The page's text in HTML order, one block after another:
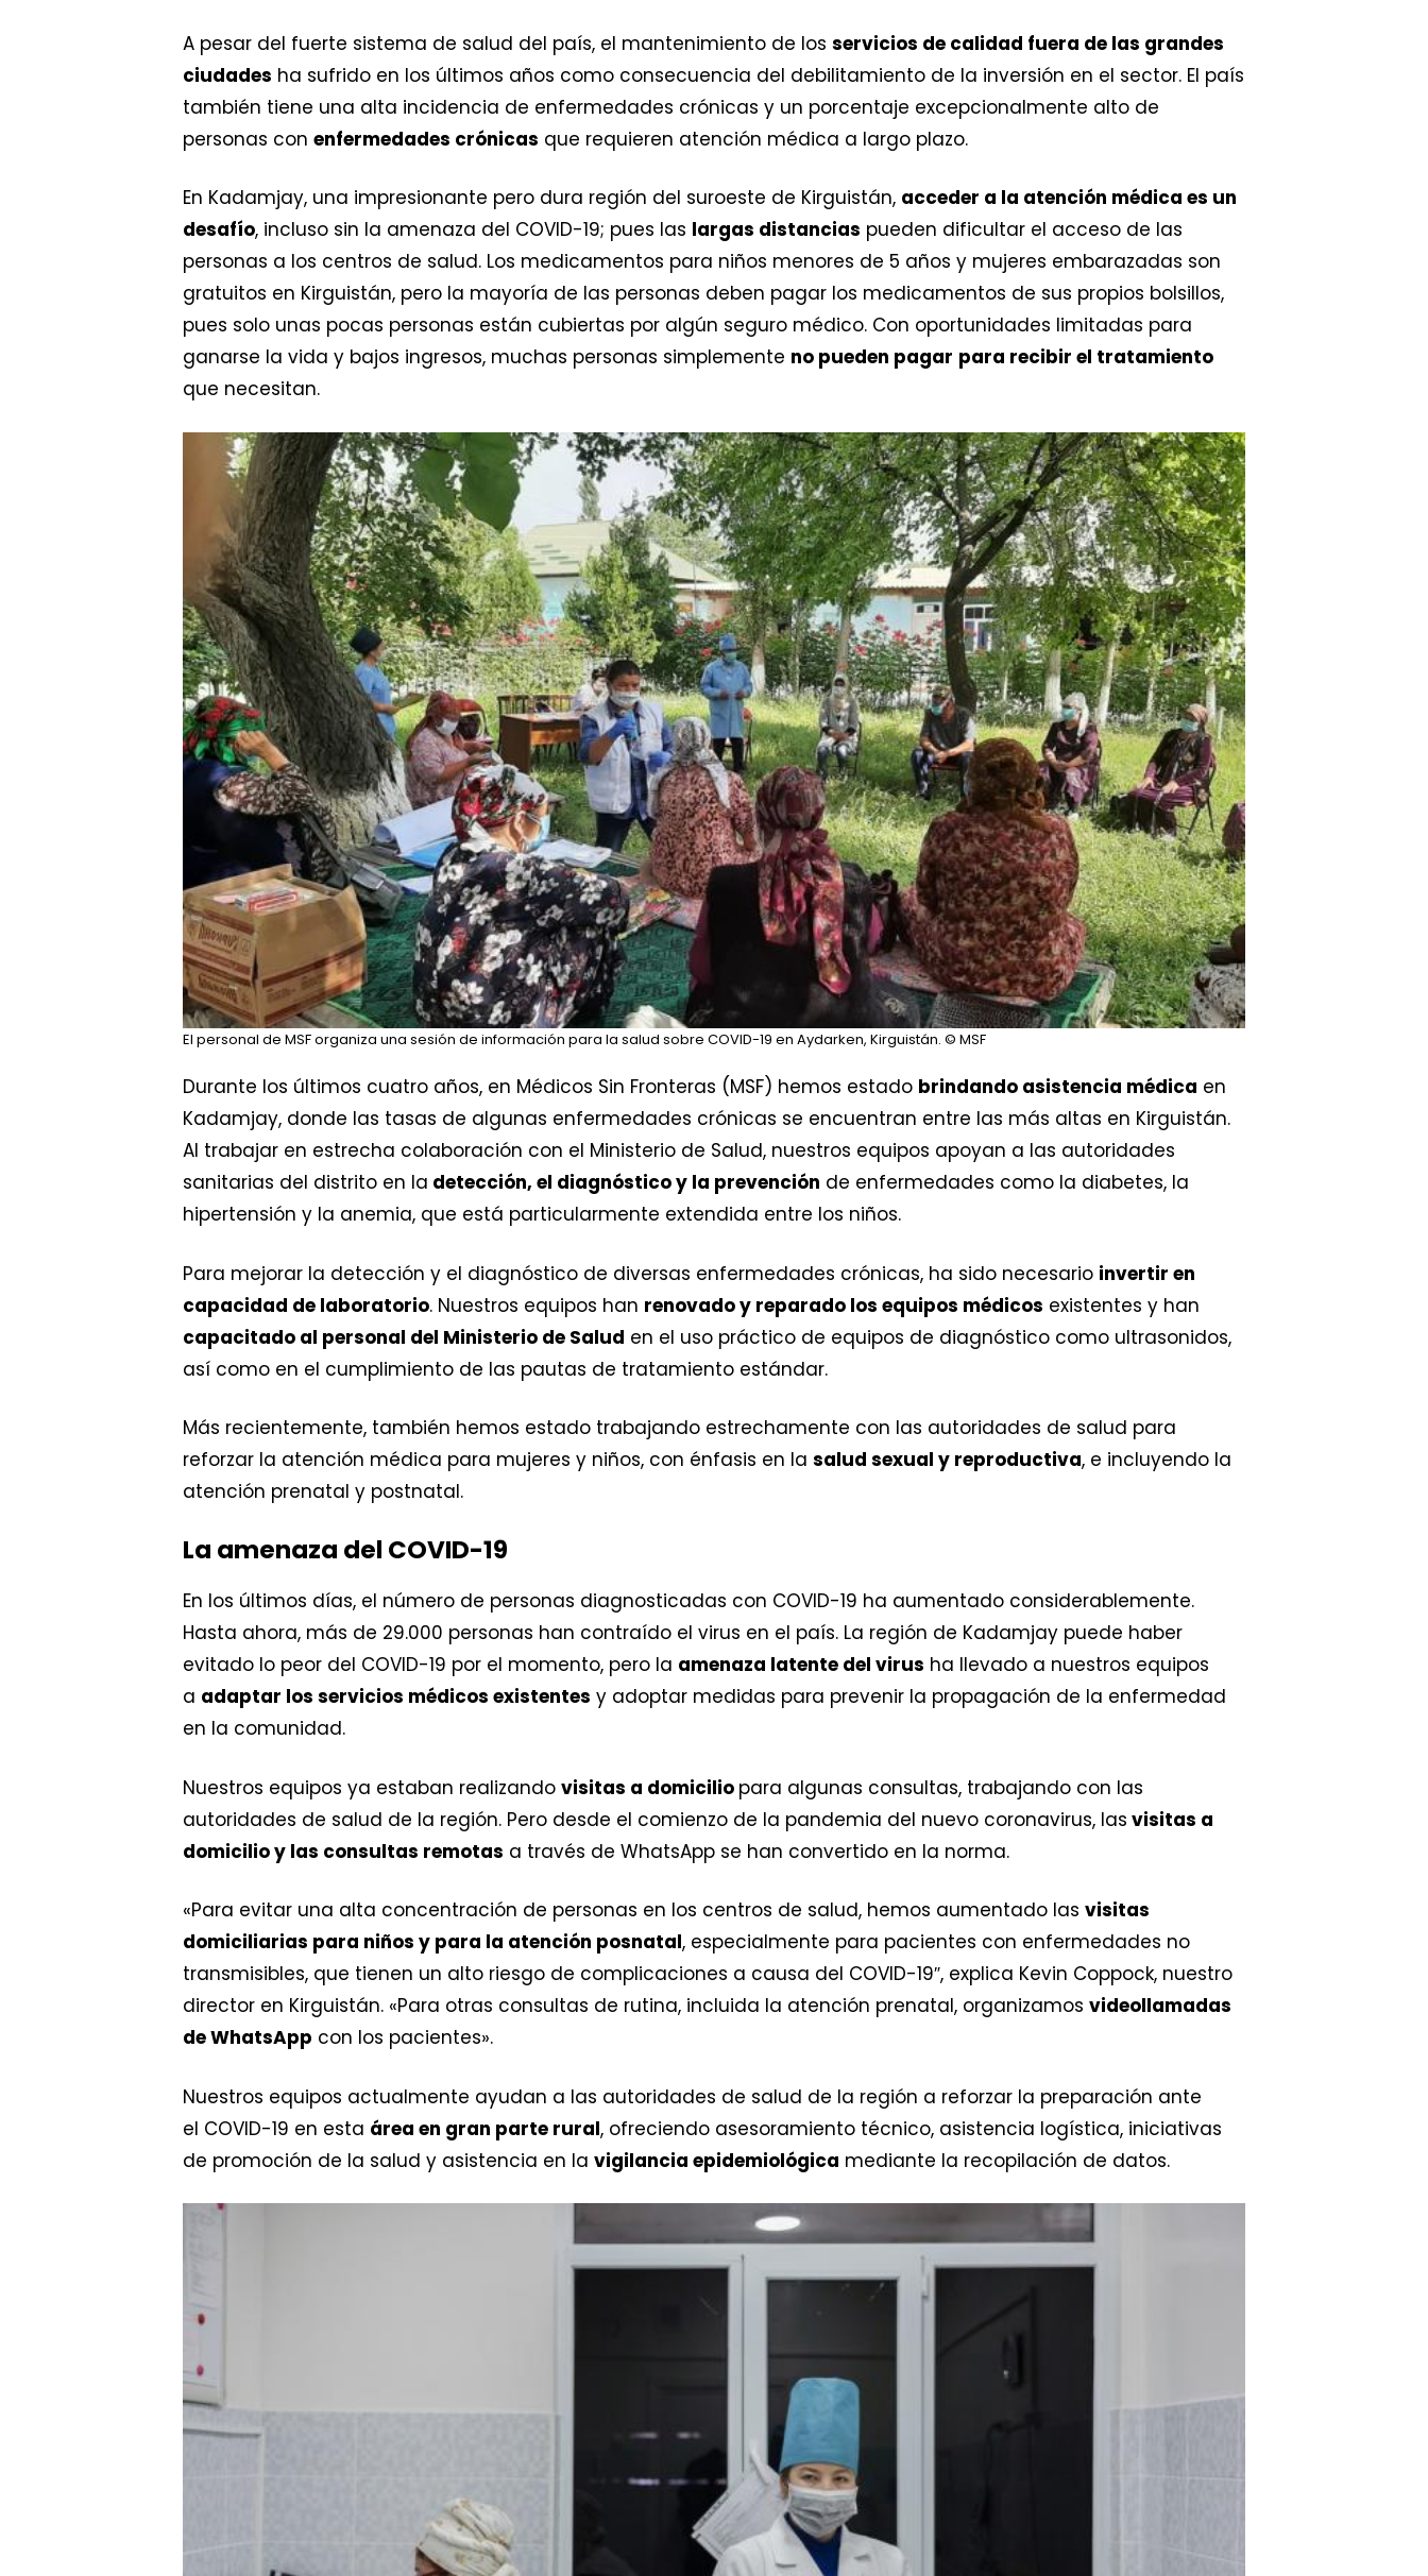
A pesar del fuerte sistema de salud del país, el mantenimiento de los servicios de calidad fuera de las grandes
ciudades ha sufrido en los últimos años como consecuencia del debilitamiento de la inversión en el sector. El país
también tiene una alta incidencia de enfermedades crónicas y un porcentaje excepcionalmente alto de
personas con enfermedades crónicas que requieren atención médica a largo plazo.
En Kadamjay, una impresionante pero dura región del suroeste de Kirguistán, acceder a la atención médica es un
desafío, incluso sin la amenaza del COVID-19; pues las largas distancias pueden dificultar el acceso de las
personas a los centros de salud. Los medicamentos para niños menores de 5 años y mujeres embarazadas son
gratuitos en Kirguistán, pero la mayoría de las personas deben pagar los medicamentos de sus propios bolsillos,
pues solo unas pocas personas están cubiertas por algún seguro médico. Con oportunidades limitadas para
ganarse la vida y bajos ingresos, muchas personas simplemente no pueden pagar para recibir el tratamiento
que necesitan.
El personal de MSF organiza una sesión de información para la salud sobre COVID-19 en Aydarken, Kirguistán. © MSF
Durante los últimos cuatro años, en Médicos Sin Fronteras (MSF) hemos estado brindando asistencia médica en
Kadamjay, donde las tasas de algunas enfermedades crónicas se encuentran entre las más altas en Kirguistán.
Al trabajar en estrecha colaboración con el Ministerio de Salud, nuestros equipos apoyan a las autoridades
sanitarias del distrito en la detección, el diagnóstico y la prevención de enfermedades como la diabetes, la
hipertensión y la anemia, que está particularmente extendida entre los niños.
Para mejorar la detección y el diagnóstico de diversas enfermedades crónicas, ha sido necesario invertir en
capacidad de laboratorio. Nuestros equipos han renovado y reparado los equipos médicos existentes y han
capacitado al personal del Ministerio de Salud en el uso práctico de equipos de diagnóstico como ultrasonidos,
así como en el cumplimiento de las pautas de tratamiento estándar.
Más recientemente, también hemos estado trabajando estrechamente con las autoridades de salud para
reforzar la atención médica para mujeres y niños, con énfasis en la salud sexual y reproductiva, e incluyendo la
atención prenatal y postnatal.
La amenaza del COVID-19
En los últimos días, el número de personas diagnosticadas con COVID-19 ha aumentado considerablemente.
Hasta ahora, más de 29.000 personas han contraído el virus en el país. La región de Kadamjay puede haber
evitado lo peor del COVID-19 por el momento, pero la amenaza latente del virus ha llevado a nuestros equipos
a adaptar los servicios médicos existentes y adoptar medidas para prevenir la propagación de la enfermedad
en la comunidad.
Nuestros equipos ya estaban realizando visitas a domicilio para algunas consultas, trabajando con las
autoridades de salud de la región. Pero desde el comienzo de la pandemia del nuevo coronavirus, las visitas a
domicilio y las consultas remotas a través de WhatsApp se han convertido en la norma.
«Para evitar una alta concentración de personas en los centros de salud, hemos aumentado las visitas
domiciliarias para niños y para la atención posnatal, especialmente para pacientes con enfermedades no
transmisibles, que tienen un alto riesgo de complicaciones a causa del COVID-19″, explica Kevin Coppock, nuestro
director en Kirguistán. «Para otras consultas de rutina, incluida la atención prenatal, organizamos videollamadas
de WhatsApp con los pacientes».
Nuestros equipos actualmente ayudan a las autoridades de salud de la región a reforzar la preparación ante
el COVID-19 en esta área en gran parte rural, ofreciendo asesoramiento técnico, asistencia logística, iniciativas
de promoción de la salud y asistencia en la vigilancia epidemiológica mediante la recopilación de datos.